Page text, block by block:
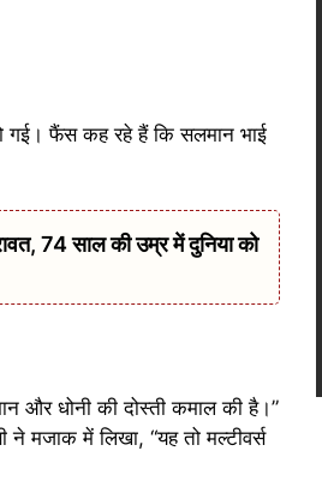
गई। फैंस कह रहे हैं कि सलमान भाई
74 साल की उम्र में दुनिया को
और धोनी की दोस्ती कमाल की है।”
मजाक में लिखा, “यह तो मल्टीवर्स